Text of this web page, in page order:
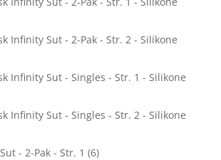
Infinity Sut - 2-Pak - Str. 2 - Silikone
Infinity Sut - Singles - Str. 1 - Silikone
Infinity Sut - Singles - Str. 2 - Silikone
- 2-Pak - Str. 1 (6)